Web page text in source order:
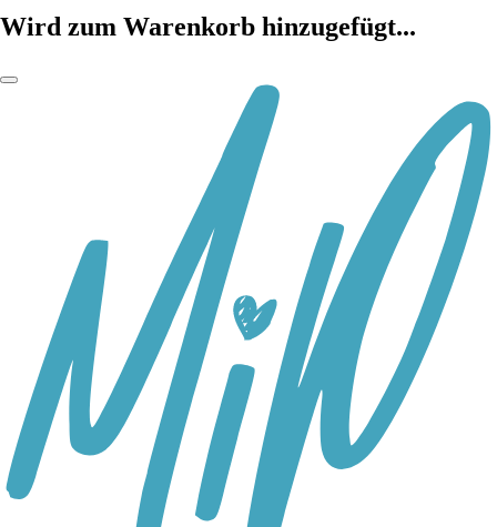
Wird zum Warenkorb hinzugefügt...